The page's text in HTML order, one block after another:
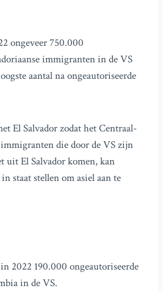
ongeveer 750.000
immigranten in de VS
aantal na ongeautoriseerde
El Salvador zodat het Centraal-
die door de VS zijn
uit El Salvador komen, kan
staat stellen om asiel aan te
2022 190.000 ongeautoriseerde
in de VS.